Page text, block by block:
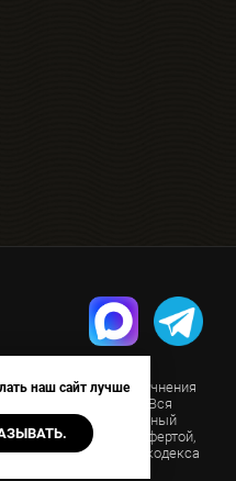
стоимость. Для уточнения
для вас способом. Вся
носит информационный
публичной офертой,
Гражданского кодекса
наш сайт лучше